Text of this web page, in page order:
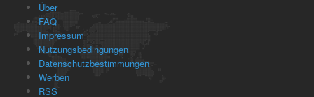
Über
FAQ
Impressum
Nutzungsbedingungen
Datenschutzbestimmungen
Werben
RSS